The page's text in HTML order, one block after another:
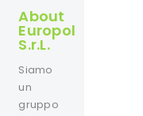
About
Europol
S.r.L.
Siamo
un
gruppo